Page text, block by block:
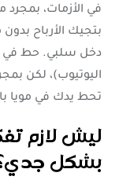
في الأزمات،
بتجيك الأرباح
دخل سلبي. حط في
اليوتيوب)، لكن
تحط يدك في مويا
ليش لازم
بشكل